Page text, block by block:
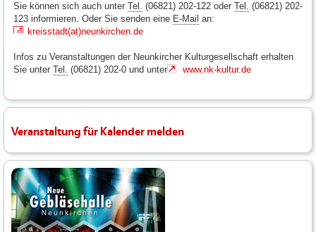
Sie können sich auch unter Tel. (06821) 202-122 oder Tel. (06821) 202-
123 informieren. Oder Sie senden eine E-Mail an:
kreisstadt(at)neunkirchen.de
Infos zu Veranstaltungen der Neunkircher Kulturgesellschaft erhalten
Sie unter Tel. (06821) 202-0 und unter www.nk-kultur.de
Veranstaltung für Kalender melden